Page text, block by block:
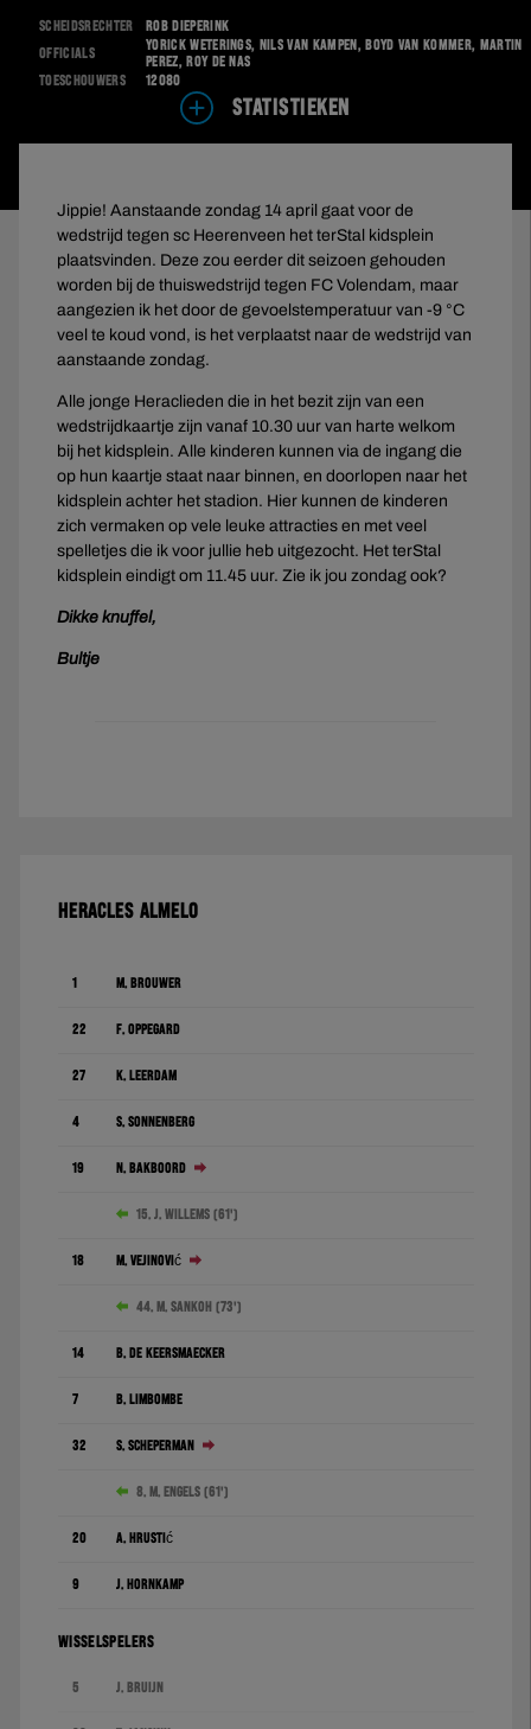
Scheidsrechter
Rob Dieperink
Officials
Yorick Weterings, Nils van Kampen, Boyd van Kommer, Martin
Perez, Roy de Nas
Toeschouwers
12080
STATISTIEKEN
Jippie! Aanstaande zondag 14 april gaat voor de
wedstrijd tegen sc Heerenveen het terStal kidsplein
plaatsvinden. Deze zou eerder dit seizoen gehouden
worden bij de thuiswedstrijd tegen FC Volendam, maar
aangezien ik het door de gevoelstemperatuur van -9 °C
veel te koud vond, is het verplaatst naar de wedstrijd van
aanstaande zondag.
Alle jonge Heraclieden die in het bezit zijn van een
wedstrijdkaartje zijn vanaf 10.30 uur van harte welkom
bij het kidsplein. Alle kinderen kunnen via de ingang die
op hun kaartje staat naar binnen, en doorlopen naar het
kidsplein achter het stadion. Hier kunnen de kinderen
zich vermaken op vele leuke attracties en met veel
spelletjes die ik voor jullie heb uitgezocht. Het terStal
kidsplein eindigt om 11.45 uur. Zie ik jou zondag ook?
Dikke knuffel,
Bultje
HERACLES ALMELO
1 M. Brouwer
22 F. Oppegård
27 K. Leerdam
4 S. Sonnenberg
19 N. Bakboord
15. J. Willems (61')
18 M. Vejinović
44. M. Sankoh (73')
14 B. De Keersmaecker
7 B. Limbombe
32 S. Scheperman
8. M. Engels (61')
20 A. Hrustić
9 J. Hornkamp
WISSELSPELERS
5 J. Bruijn